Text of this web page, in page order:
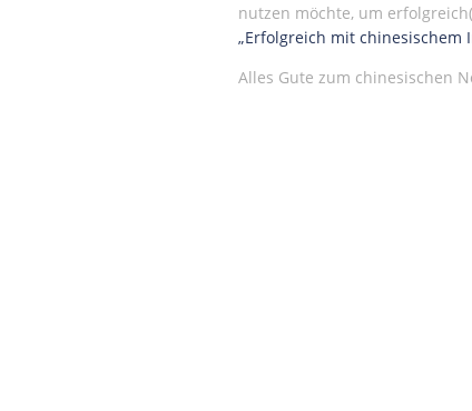
nutzen möchte, um
„Erfolgreich mit chinesischem
Alles Gute zum chinesischen